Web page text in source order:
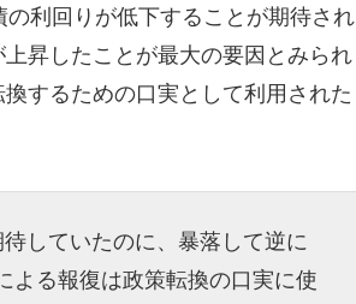
利回りが低下することが期待され
昇したことが最大の要因とみられ
するための口実として利用された
していたのに、暴落して逆に
よる報復は政策転換の口実に使